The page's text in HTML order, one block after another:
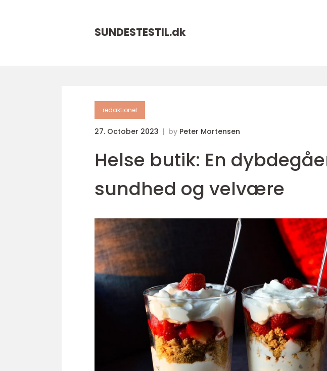
SUNDESTESTIL.dk
redaktionel
27. October 2023 by Peter Mortensen
Helse butik: En
sundhed og velvære